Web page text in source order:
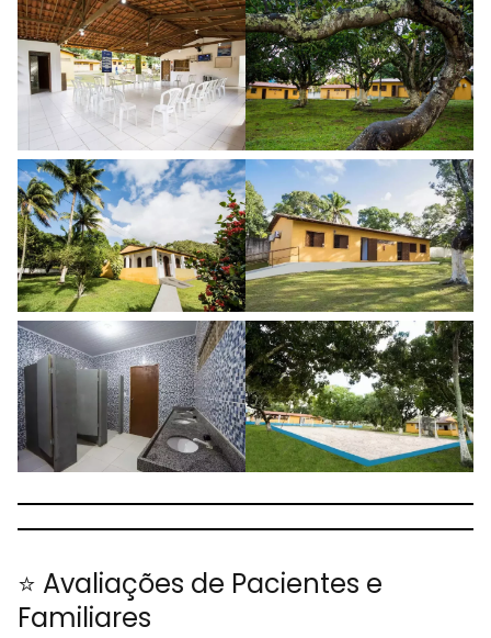
⭐ Avaliações de Pacientes e
Familiares